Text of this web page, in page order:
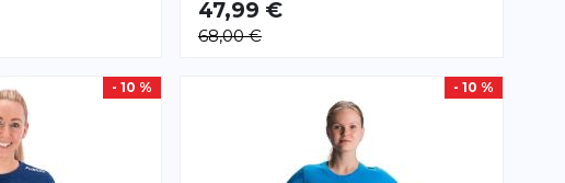
VERFÜGBAR
XSSML
47,99 €
68,00 €
- 10 % - 10 %